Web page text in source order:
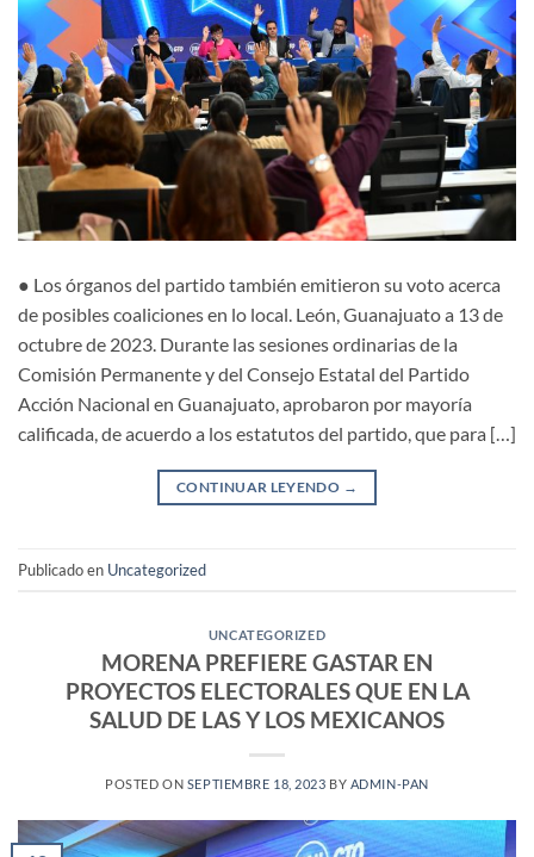
● Los órganos del partido también emitieron su voto acerca
de posibles coaliciones en lo local. León, Guanajuato a 13 de
octubre de 2023. Durante las sesiones ordinarias de la
Comisión Permanente y del Consejo Estatal del Partido
Acción Nacional en Guanajuato, aprobaron por mayoría
calificada, de acuerdo a los estatutos del partido, que para […]
CONTINUAR LEYENDO →
Publicado en Uncategorized
UNCATEGORIZED
MORENA PREFIERE GASTAR EN
PROYECTOS ELECTORALES QUE EN LA
SALUD DE LAS Y LOS MEXICANOS
POSTED ON SEPTIEMBRE 18, 2023 BY ADMIN-PAN